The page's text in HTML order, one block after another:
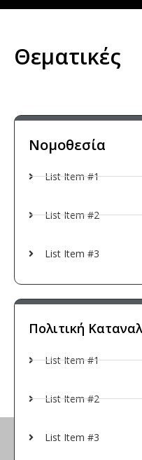
Θεματικές
Νομοθεσία
List Item #1
List Item #2
List Item #3
Πολιτική
List Item #1
List Item #2
List Item #3